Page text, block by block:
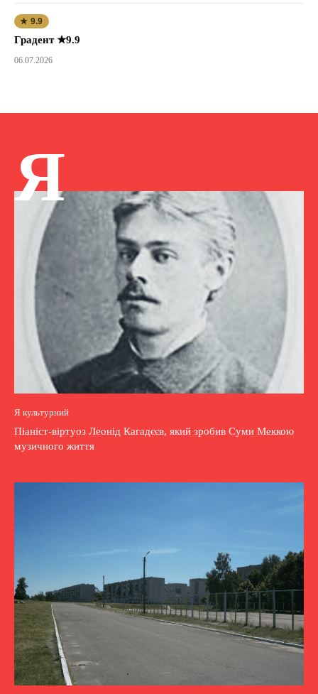
★ 9.9
Градент ★9.9
06.07.2026
Я
Я культурний
Піаніст-віртуоз Леонід Кагадєєв, який зробив Суми Меккою
музичного життя